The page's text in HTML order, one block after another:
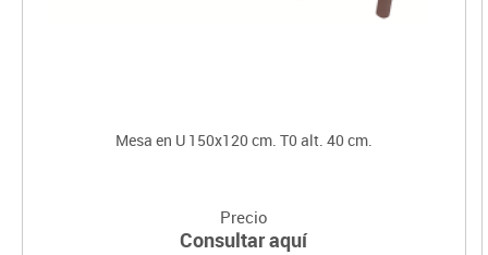
Mesa en U 150x120 cm. T0 alt. 40 cm.
Precio
Consultar aquí